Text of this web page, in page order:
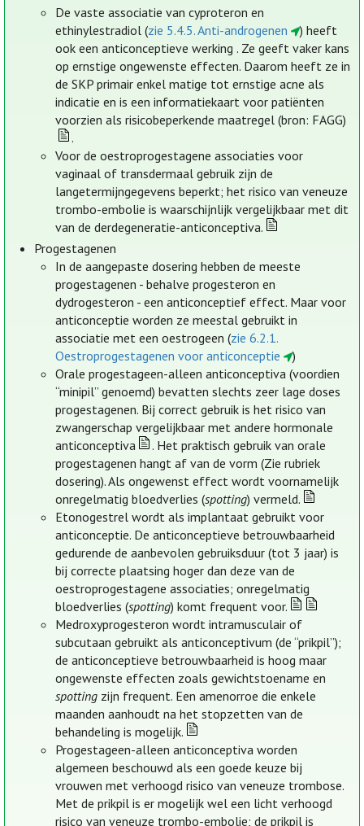
De vaste associatie van cyproteron en
ethinylestradiol (zie 5.4.5. Anti-androgenen
) heeft
ook een anticonceptieve werking . Ze geeft vaker kans
op ernstige ongewenste effecten. Daarom heeft ze in
de SKP primair enkel matige tot ernstige acne als
indicatie en is een informatiekaart voor patiënten
voorzien als risicobeperkende maatregel (bron: FAGG)
.
Voor de oestroprogestagene associaties voor
vaginaal of transdermaal gebruik zijn de
langetermijngegevens beperkt; het risico van veneuze
trombo-embolie is waarschijnlijk vergelijkbaar met dit
van de derdegeneratie-anticonceptiva.
Progestagenen
In de aangepaste dosering hebben de meeste
progestagenen - behalve progesteron en
dydrogesteron - een anticonceptief effect. Maar voor
anticonceptie worden ze meestal gebruikt in
associatie met een oestrogeen (zie 6.2.1.
Oestroprogestagenen voor anticonceptie
)
Orale progestageen-alleen anticonceptiva (voordien
“minipil” genoemd) bevatten slechts zeer lage doses
progestagenen. Bij correct gebruik is het risico van
zwangerschap vergelijkbaar met andere hormonale
anticonceptiva
. Het praktisch gebruik van orale
progestagenen hangt af van de vorm (Zie rubriek
dosering). Als ongewenst effect wordt voornamelijk
onregelmatig bloedverlies (spotting) vermeld.
Etonogestrel wordt als implantaat gebruikt voor
anticonceptie. De anticonceptieve betrouwbaarheid
gedurende de aanbevolen gebruiksduur (tot 3 jaar) is
bij correcte plaatsing hoger dan deze van de
oestroprogestagene associaties; onregelmatig
bloedverlies (spotting) komt frequent voor.
Medroxyprogesteron wordt intramusculair of
subcutaan gebruikt als anticonceptivum (de “prikpil”);
de anticonceptieve betrouwbaarheid is hoog maar
ongewenste effecten zoals gewichtstoename en
spotting zijn frequent. Een amenorroe die enkele
maanden aanhoudt na het stopzetten van de
behandeling is mogelijk.
Progestageen-alleen anticonceptiva worden
algemeen beschouwd als een goede keuze bij
vrouwen met verhoogd risico van veneuze trombose.
Met de prikpil is er mogelijk wel een licht verhoogd
risico van veneuze trombo-embolie; de prikpil is